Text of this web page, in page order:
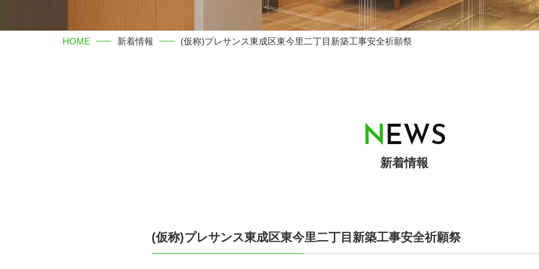
HOME 新着情報 (仮称)プレサンス東成区東今里二丁目新築工事安全祈願祭
NEWS
新着情報
(仮称)プレサンス東成区東今里二丁目新築工事安全祈願祭